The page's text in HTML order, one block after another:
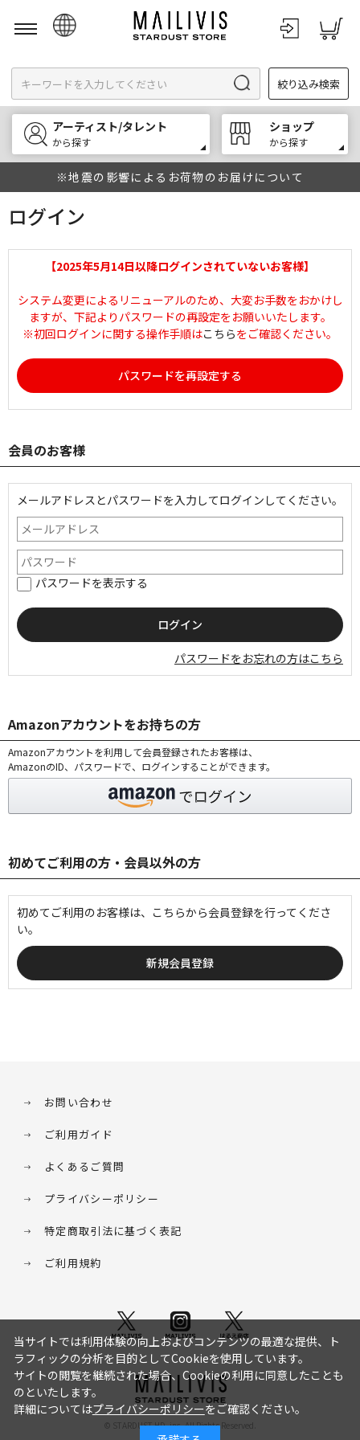
English
한국어
中文
絞り込み検索
アーティスト/タレント
から探す
ショップ
から探す
※地震の影響によるお荷物のお届けについて
ログイン
【2025年5月14日以降ログインされていないお客様】
システム変更によるリニューアルのため、大変お手数をおかけし
ますが、下記よりパスワードの再設定をお願いいたします。
※初回ログインに関する操作手順はこちらをご確認ください。
パスワードを再設定する
会員のお客様
メールアドレスとパスワードを入力してログインしてください。
パスワードを表示する
パスワードをお忘れの方はこちら
Amazonアカウントをお持ちの方
Amazonアカウントを利用して会員登録されたお客様は、
AmazonのID、パスワードで、ログインすることができます。
初めてご利用の方・会員以外の方
初めてご利用のお客様は、こちらから会員登録を行ってくださ
い。
お問い合わせ
ご利用ガイド
よくあるご質問
プライバシーポリシー
特定商取引法に基づく表記
ご利用規約
© STARDUST HD. inc. All Rights Reserved.
当サイトでは利用体験の向上およびコンテンツの最適な提供、ト
ラフィックの分析を目的としてCookieを使用しています。
サイトの閲覧を継続された場合、Cookieの利用に同意したことも
のといたします。
詳細についてはプライバシーポリシーをご確認ください。